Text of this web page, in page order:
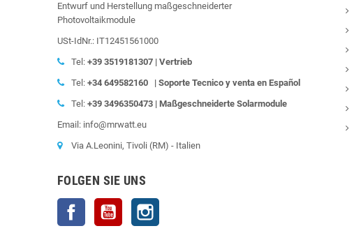
Entwurf und Herstellung maßgeschneiderter
Photovoltaikmodule
USt-IdNr.: IT12451561000
Tel: +39 3519181307 | Vertrieb
Tel: +34 649582160 | Soporte Tecnico y venta en Español
Tel: +39 3496350473 | Maßgeschneiderte Solarmodule
Email: info@mrwatt.eu
Via A.Leonini, Tivoli (RM) - Italien
FOLGEN SIE UNS
Facebook YouTube